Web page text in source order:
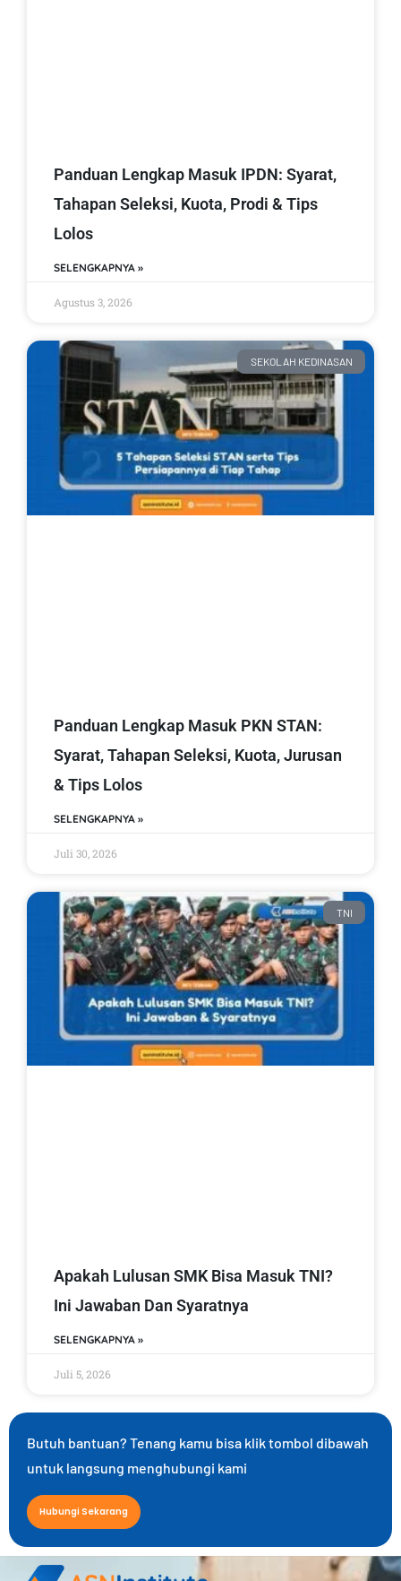
Panduan Lengkap Masuk IPDN: Syarat,
Tahapan Seleksi, Kuota, Prodi & Tips
Lolos
SELENGKAPNYA »
Agustus 3, 2026
SEKOLAH KEDINASAN
Panduan Lengkap Masuk PKN STAN:
Syarat, Tahapan Seleksi, Kuota, Jurusan
& Tips Lolos
SELENGKAPNYA »
Juli 30, 2026
TNI
Apakah Lulusan SMK Bisa Masuk TNI?
Ini Jawaban Dan Syaratnya
SELENGKAPNYA »
Juli 5, 2026
Butuh bantuan? Tenang kamu bisa klik tombol dibawah
untuk langsung menghubungi kami
Hubungi Sekarang